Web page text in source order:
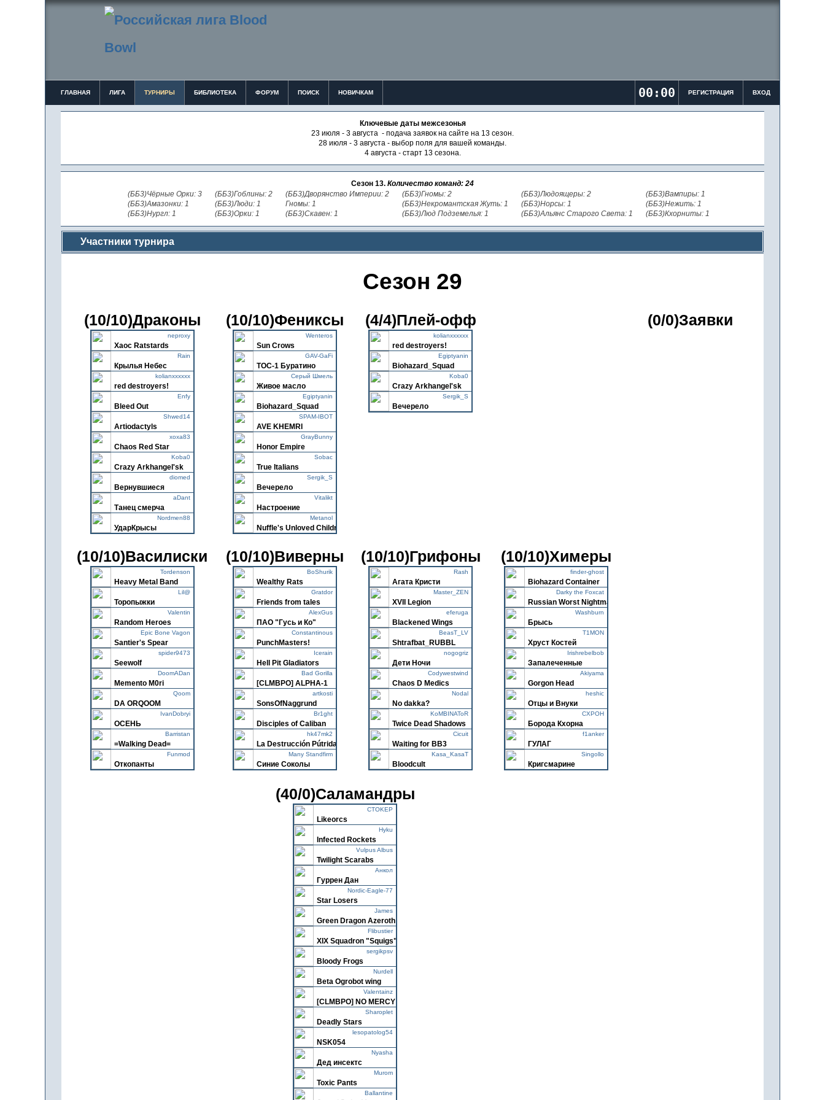
ГЛАВНАЯ ЛИГА ТУРНИРЫ БИБЛИОТЕКА ФОРУМ ПОИСК НОВИЧКАМ 00:00 РЕГИСТРАЦИЯ ВХОД
Ключевые даты межсезонья
23 июля - 3 августа - подача заявок на сайте на 13 сезон.
28 июля - 3 августа - выбор поля для вашей команды.
4 августа - старт 13 сезона.
Сезон 13. Количество команд: 24
(ББ3)Чёрные Орки: 3
(ББ3)Амазонки: 1
(ББ3)Нургл: 1
(ББ3)Гоблины: 2
(ББ3)Люди: 1
(ББ3)Орки: 1
(ББ3)Дворянство Империи: 2
Гномы: 1
(ББ3)Скавен: 1
(ББ3)Гномы: 2
(ББ3)Некромантская Жуть: 1
(ББ3)Люд Подземелья: 1
(ББ3)Людоящеры: 2
(ББ3)Норсы: 1
(ББ3)Альянс Старого Света: 1
(ББ3)Вампиры: 1
(ББ3)Нежить: 1
(ББ3)Кхорниты: 1
Участники турнира
Сезон 29
(10/10)Драконы
neproxy
Xaoc Ratstards
Rain
Крылья Небес
kolianxxxxxx
red destroyers!
Enfy
Bleed Out
Shwed14
Artiodactyls
xoxa83
Chaos Red Star
Koba0
Crazy Arkhangel'sk
diomed
Вернувшиеся
aDant
Танец смерча
Nordmen88
УдарКрысы
(10/10)Фениксы
Wenteros
Sun Crows
GAV-GaFi
ТОС-1 Буратино
Серый Шмель
Живое масло
Egiptyanin
Biohazard_Squad
SPAM-IBOT
AVE KHEMRI
GrayBunny
Honor Empire
Sobac
True Italians
Sergik_S
Вечерело
Vitalikt
Hастроение
Metanol
Nuffle's Unloved Children
(4/4)Плей-офф
kolianxxxxxx
red destroyers!
Egiptyanin
Biohazard_Squad
Koba0
Crazy Arkhangel'sk
Sergik_S
Вечерело
(0/0)Заявки
(10/10)Василиски
Tordenson
Heavy Metal Band
Lil@
Торопыжки
Valentin
Random Heroes
Epic Bone Vagon
Santier's Spear
spider9473
Seewolf
DoomADan
Memento M0ri
Qoom
DA ORQOOM
IvanDobryi
ОСЕНЬ
Barristan
=Walking Dead=
Funmod
Откопанты
(10/10)Виверны
BoShurik
Wealthy Rats
Gratdor
Friends from tales
AlexGus
ПАО "Гусь и Ко"
Constantinous
PunchMasters!
Icerain
Hell Pit Gladiators
Bad Gorilla
[CLMBPO] ALPHA-1
artkosti
SonsOfNaggrund
Br1ght
Disciples of Caliban
hk47mk2
La Destrucción Pútrida
Many Standfirm
Синие Соколы
(10/10)Грифоны
Rash
Агата Кристи
Master_ZEN
XVII Legion
eferuga
Blackened Wings
BeasT_LV
Shtrafbat_RUBBL
nogogriz
Дети Ночи
Codywestwind
Chaos D Medics
Nodal
No dakka?
KoMBINAToR
Twice Dead Shadows
Cicuit
Waiting for BB3
Kasa_KasaT
Bloodcult
(10/10)Химеры
finder-ghost
Biohazard Container
Darky the Foxcat
Russian Worst Nightmares
Washburn
Брысь
T1MON
Хруст Костей
Irishrebelbob
Запалеченные
Akiyama
Gorgon Head
heshic
Отцы и Внуки
CXPOH
Борода Кхорна
f1anker
ГУЛАГ
Singollo
Кригсмарине
(40/0)Саламандры
CTOKEP
Likeorcs
Hyku
Infected Rockets
Vulpus Albus
Twilight Scarabs
Анкол
Гуррен Дан
Nordic-Eagle-77
Star Losers
James
Green Dragon Azeroth
Flibustier
XIX Squadron "Squigs"
sergikpsv
Bloody Frogs
Nurdell
Beta Ogrobot wing
Valentainz
[CLMBPO] NO MERCY
Sharoplet
Deadly Stars
lesopatolog54
NSK054
Nyasha
Дед инсектс
Murom
Toxic Pants
Ballantine